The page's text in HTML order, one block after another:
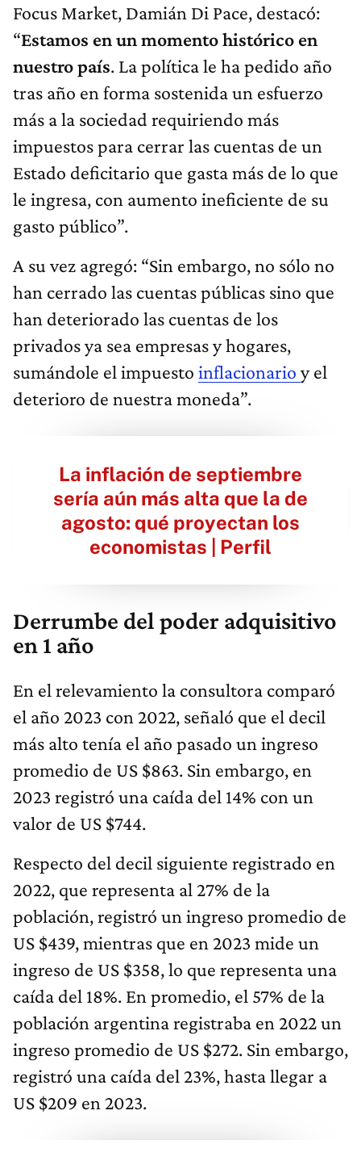
Focus Market, Damián Di Pace, destacó:
“Estamos en un momento histórico en
nuestro país. La política le ha pedido año
tras año en forma sostenida un esfuerzo
más a la sociedad requiriendo más
impuestos para cerrar las cuentas de un
Estado deficitario que gasta más de lo que
le ingresa, con aumento ineficiente de su
gasto público”.
A su vez agregó: “Sin embargo, no sólo no
han cerrado las cuentas públicas sino que
han deteriorado las cuentas de los
privados ya sea empresas y hogares,
sumándole el impuesto inflacionario y el
deterioro de nuestra moneda”.
La inflación de septiembre
sería aún más alta que la de
agosto: qué proyectan los
economistas | Perfil
Derrumbe del poder adquisitivo
en 1 año
En el relevamiento la consultora comparó
el año 2023 con 2022, señaló que el decil
más alto tenía el año pasado un ingreso
promedio de US $863. Sin embargo, en
2023 registró una caída del 14% con un
valor de US $744.
Respecto del decil siguiente registrado en
2022, que representa al 27% de la
población, registró un ingreso promedio de
US $439, mientras que en 2023 mide un
ingreso de US $358, lo que representa una
caída del 18%. En promedio, el 57% de la
población argentina registraba en 2022 un
ingreso promedio de US $272. Sin embargo,
registró una caída del 23%, hasta llegar a
US $209 en 2023.